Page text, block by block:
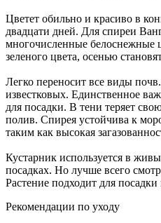
Цветет обильно и красиво в
двадцати дней. Для спиреи
многочисленные белоснежные
зеленого цвета, осенью
Легко переносит все виды
известковых. Единственное
для посадки. В тени теряет
полив. Спирея устойчива к
таким как высокая
Кустарник используется в
посадках. Но лучше всего
Растение подходит для посадки
Рекомендации по уходу